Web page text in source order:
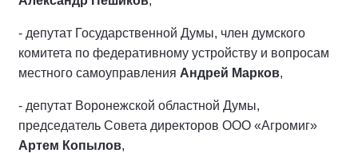
- депутат Государственной Думы, член думского
комитета по федеративному устройству и вопросам
местного самоуправления Андрей Марков,
- депутат Воронежской областной Думы,
председатель Совета директоров ООО «Агромиг»
Артем Копылов,